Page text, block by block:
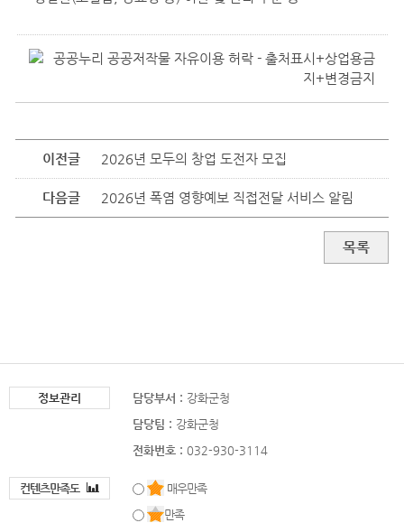
이전글 2026년 모두의 창업 도전자 모집
다음글 2026년 폭염 영향예보 직접전달 서비스 알림
목록
정보관리 담당부서 : 강화군청
담당팀 : 강화군청
전화번호 : 032-930-3114
컨텐츠만족도
매우만족
만족